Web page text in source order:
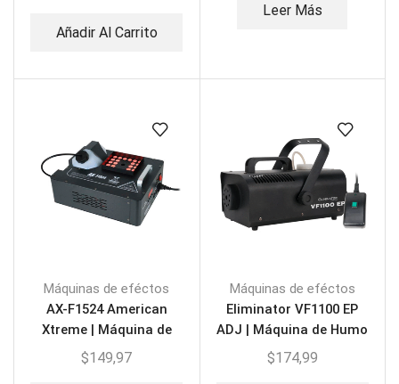
Añadir Al Carrito
Leer Más
Máquinas de eféctos
AX-F1524 American
Xtreme | Máquina de
Humo Vertical Led
$149,97
Máquinas de eféctos
Eliminator VF1100 EP
ADJ | Máquina de Humo
$174,99